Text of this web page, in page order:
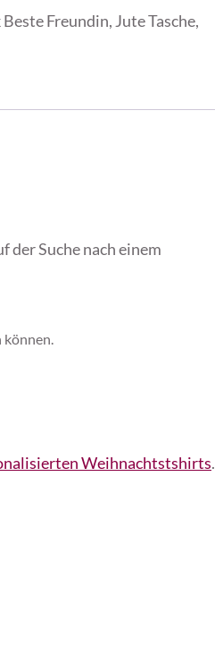
Beste Freundin, Jute Tasche,
Suche nach einem
können.
Weihnachtstshirts.